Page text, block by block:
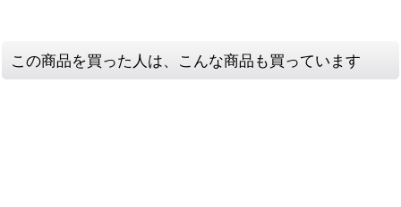
この商品を買った人は、こんな商品も買っています